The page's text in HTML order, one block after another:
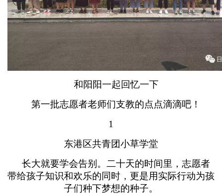
和阳阳一起回忆一下
第一批志愿者老师们支教的点点滴滴吧！
1
东港区共青团小草学堂
长大就要学会告别。二十天的时间里，志愿者
带给孩子知识和欢乐的同时，更是用实际行动为孩
子们种下梦想的种子。